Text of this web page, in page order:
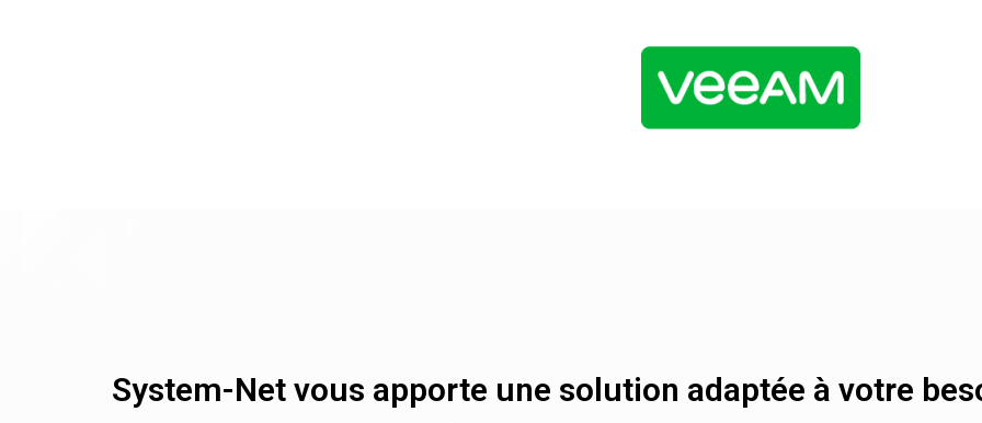
System-Net vous apporte une solution adaptée à votre